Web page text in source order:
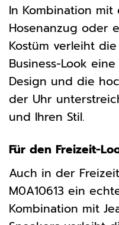
In Kombination
Hosenanzug oder
Kostüm verleiht die
Business-Look
Design und die
der Uhr
und Ihren Stil.
Für den Freizeit-
Auch in der
M0A10613 ein
Kombination mit